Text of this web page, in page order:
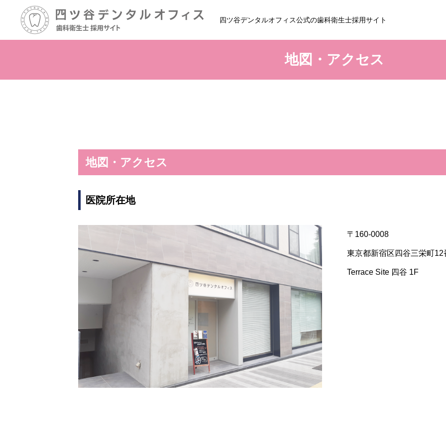
四ツ谷デンタルオフィス公式の歯科衛生士採用サイト
地図・アクセス
地図・アクセス
医院所在地
〒160-0008
東京都新宿区四谷三栄町12
Terrace Site 四谷 1F